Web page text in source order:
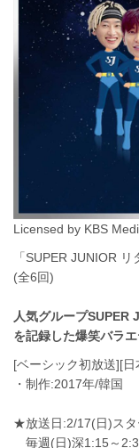
Licensed by KBS
「SUPER JUNIOR リ
(全6回)
人気グループSUPER
を記録した爆笑バラ
[ベーシック初放送][
・制作:2017年/韓国
★放送日:2/17(日)スタ
毎週(日)深1:15～